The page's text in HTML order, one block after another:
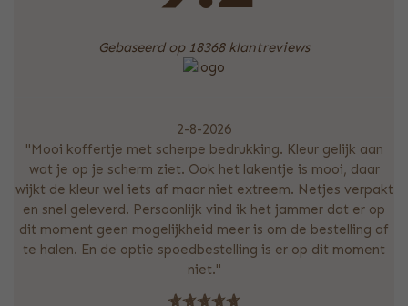
Gebaseerd op 18368 klantreviews
2-8-2026
"Mooi koffertje met scherpe bedrukking. Kleur gelijk aan
wat je op je scherm ziet. Ook het lakentje is mooi, daar
wijkt de kleur wel iets af maar niet extreem. Netjes verpakt
en snel geleverd. Persoonlijk vind ik het jammer dat er op
dit moment geen mogelijkheid meer is om de bestelling af
te halen. En de optie spoedbestelling is er op dit moment
niet."